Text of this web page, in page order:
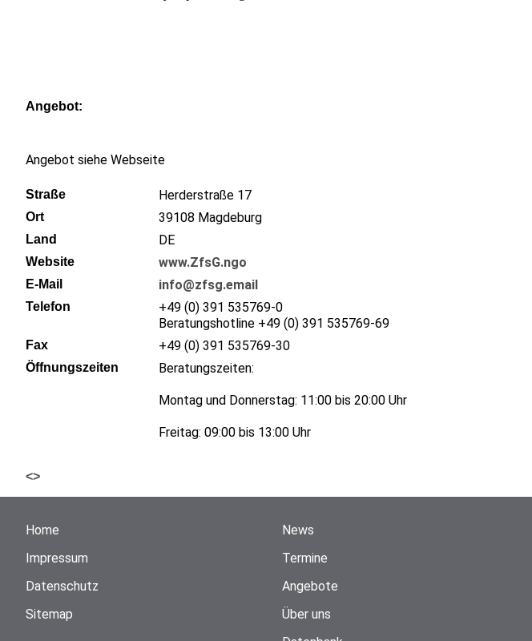
Angebot
Angebot siehe Webseite
Straße Herderstraße 17
Ort 39108 Magdeburg
Land DE
Website www.ZfsG.ngo
E-Mail info@zfsg.email
Telefon
+49 (0) 391 535769-0
Beratungshotline +49 (0) 391 535769-69
Fax +49 (0) 391 535769-30
Öffnungszeiten Beratungszeiten:
Montag und Donnerstag: 11:00 bis 20:00 Uhr
Freitag: 09:00 bis 13:00 Uhr
<>
Home
Impressum
Datenschutz
Sitemap
News
Termine
Angebote
Über uns